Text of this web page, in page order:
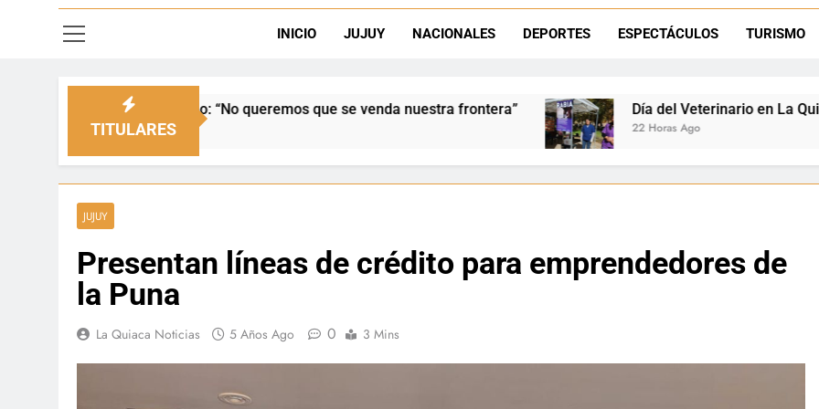
Dante Velázquez marchará contra
INICIO JUJUY NACIONALES DEPORTES ESPECTÁCULOS TURISMO
TITULARES
“No queremos que se venda nuestra frontera” Día del Veterinario en La Quiaca: Zoonosis llevó
JUJUY
Presentan líneas de crédito para emprendedores de
la Puna
La Quiaca Noticias 5 Años Ago 0 3 Mins